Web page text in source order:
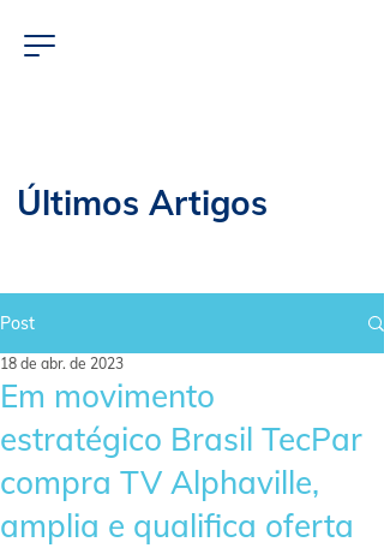
Últimos Artigos
Post
Em movimento
estratégico Brasil TecPar
compra TV Alphaville,
amplia e qualifica oferta
18 de abr. de 2023